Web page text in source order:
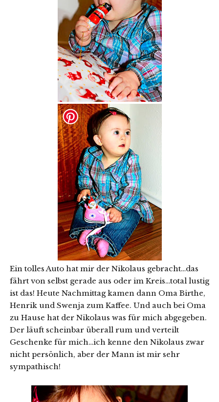
Ein tolles Auto hat mir der Nikolaus gebracht…das
fährt von selbst gerade aus oder im Kreis…total lustig
ist das! Heute Nachmittag kamen dann Oma Birthe,
Henrik und Swenja zum Kaffee. Und auch bei Oma
zu Hause hat der Nikolaus was für mich abgegeben.
Der läuft scheinbar überall rum und verteilt
Geschenke für mich…ich kenne den Nikolaus zwar
nicht persönlich, aber der Mann ist mir sehr
sympathisch!